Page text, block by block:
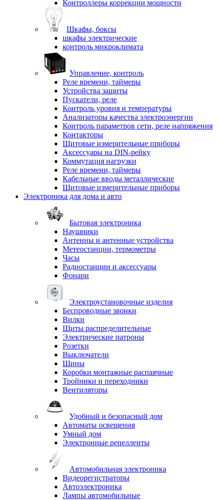
Контроллеры коррекции мощности
Шкафы, боксы
шкафы электрические
контроль микроклимата
Управление, контроль
Реле времени, таймеры
Устройства защиты
Пускатели, реле
Контроль уровня и температуры
Анализаторы качества электроэнергии
Контроль параметров сети, реле напряжения
Контакторы
Щитовые измерительные приборы
Аксессуары на DIN-рейку
Коммутация нагрузки
Реле времени, таймеры
Кабельные вводы металлические
Щитовые измерительные приборы
Электроника для дома и авто
Бытовая электроника
Наушники
Антенны и антенные устройства
Метеостанции, термометры
Часы
Радиостанции и аксессуары
Фонари
Электроустановочные изделия
Беспроводные звонки
Вилки
Щиты распределительные
Электрические патроны
Розетки
Выключатели
Шины
Коробки монтажные распаячные
Тройники и переходники
Вентиляторы
Удобный и безопасный дом
Автоматы освещения
Умный дом
Электронные репелленты
Автомобильная электроника
Видеорегистраторы
Автоэлектроника
Лампы автомобильные